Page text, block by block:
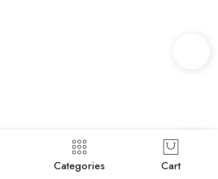
Categories Cart